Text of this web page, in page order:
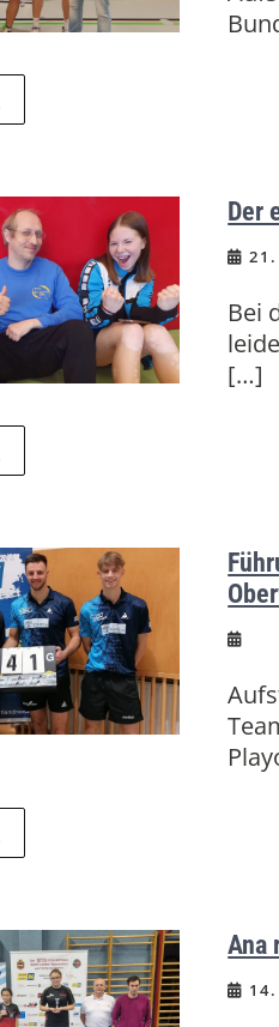
Der
21.
Bei
[…]
Ana